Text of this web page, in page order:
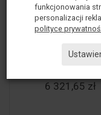
W464 Slimline II
Front...
6 321,65 zł
funkcjonowania
personalizacji
polityce